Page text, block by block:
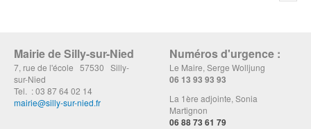
Mairie de Silly-sur-Nied
7, rue de l'école 57530 Silly-
sur-Nied
Tel. : 03 87 64 02 14
mairie@silly-sur-nied.fr
Numéros d'urgence :
Le Maire, Serge Wolljung
06 13 93 93 93
La 1ère adjointe, Sonia
Martignon
06 88 73 61 79